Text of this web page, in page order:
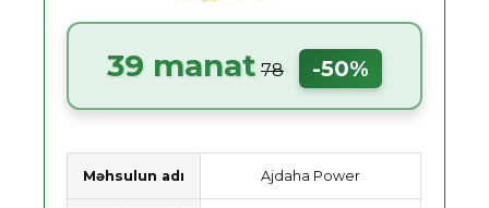
39 manat 78 -50%
Məhsulun adı Ajdaha Power